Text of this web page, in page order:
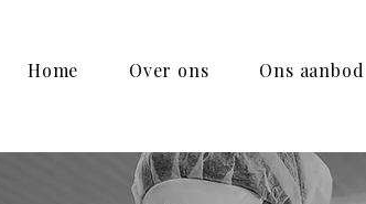
Home Over ons Ons aanbod